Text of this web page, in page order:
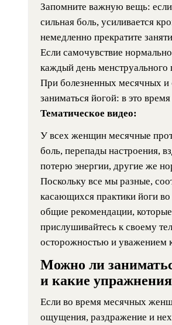
Запомните важную вещь:
сильная боль, усиливается
немедленно прекратите
Если самочувствие
каждый день менструального
При болезненных месячных и
заниматься йогой: в это
Тематическое видео:
У всех женщин месячные
боль, перепады настроения,
потерю энергии, другие же
Поскольку все мы разные,
касающихся практики йоги
общие рекомендации,
прислушивайтесь к своему
осторожностью и уважением
Можно ли
и какие
Если во время месячных
ощущения, раздражение и